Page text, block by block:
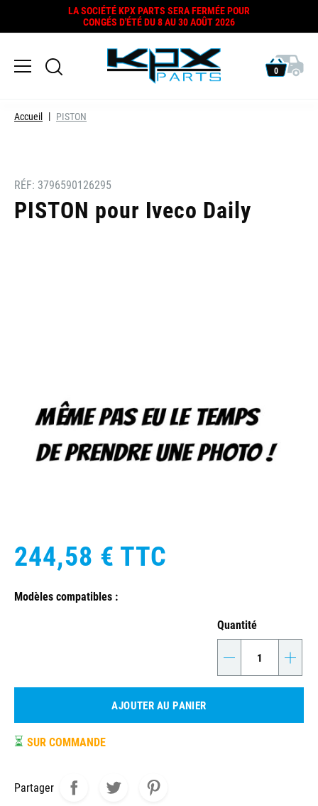
LA SOCIÉTÉ KPX PARTS SERA FERMÉE POUR
CONGÉS D'ÉTÉ DU 8 AU 30 AOÛT 2026
0
Accueil PISTON
RÉF: 3796590126295
PISTON pour Iveco Daily
244,58 € TTC
Modèles compatibles :
Quantité
- +
AJOUTER AU PANIER
⏳ SUR COMMANDE
Partager